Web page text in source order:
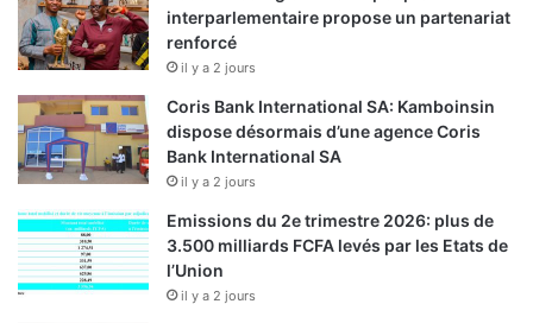
interparlementaire propose un partenariat
renforcé
il y a 2 jours
Coris Bank International SA: Kamboinsin
dispose désormais d’une agence Coris
Bank International SA
il y a 2 jours
Emissions du 2e trimestre 2026: plus de
3.500 milliards FCFA levés par les Etats de
l’Union
il y a 2 jours